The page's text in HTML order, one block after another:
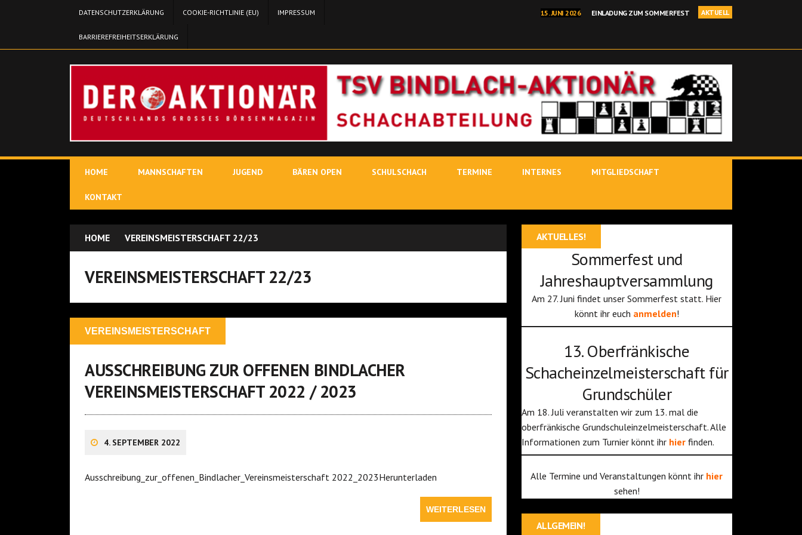
DATENSCHUTZERKLÄRUNG COOKIE-RICHTLINIE (EU) IMPRESSUM
BARRIEREFREIHEITSERKLÄRUNG
AKTUELL
15. JUNI 2026 EINLADUNG ZUM SOMMERFEST
11. MAI 2026 SCHNELLSCHACH KREISEINZELMEISTERSCHAFT IN KIRCHENLAMITZ
POSTBAUER-HENG – YOUTUBE-STARS IM ROTEN SALON
19. JUNI 2026 SCHACHLEHRER JÜRGEN DELITZSCH IST BINDLACHER VEREINSMEISTER 25/26!
HOME MANNSCHAFTEN JUGEND BÄREN OPEN SCHULSCHACH TERMINE INTERNES MITGLIEDSCHAFT
KONTAKT
HOME VEREINSMEISTERSCHAFT 22/23
VEREINSMEISTERSCHAFT 22/23
VEREINSMEISTERSCHAFT
AUSSCHREIBUNG ZUR OFFENEN BINDLACHER
VEREINSMEISTERSCHAFT 2022 / 2023
4. SEPTEMBER 2022
Ausschreibung_zur_offenen_Bindlacher_Vereinsmeisterschaft 2022_2023Herunterladen
WEITERLESEN
AKTUELLES!
Sommerfest und
Jahreshauptversammlung
Am 27. Juni findet unser Sommerfest statt. Hier
könnt ihr euch anmelden!
13. Oberfränkische
Schacheinzelmeisterschaft für
Grundschüler
Am 18. Juli veranstalten wir zum 13. mal die
oberfränkische Grundschuleinzelmeisterschaft. Alle
Informationen zum Turnier könnt ihr hier finden.
Alle Termine und Veranstaltungen könnt ihr hier
sehen!
ALLGEMEIN!